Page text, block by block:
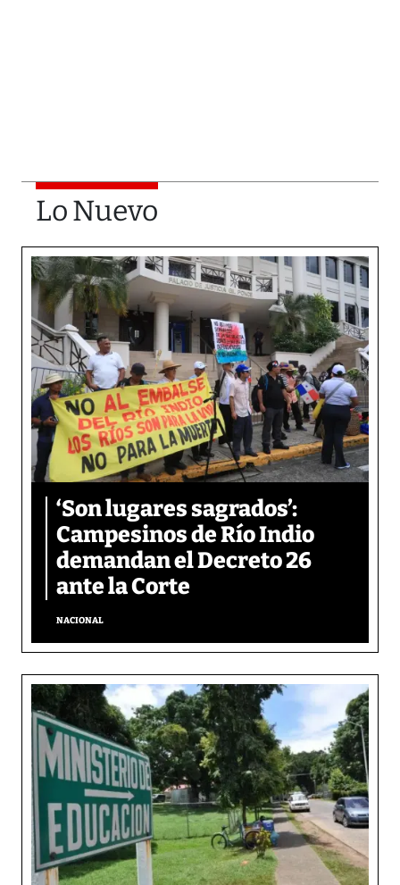
Lo Nuevo
‘Son lugares sagrados’:
Campesinos de Río Indio
demandan el Decreto 26
ante la Corte
NACIONAL